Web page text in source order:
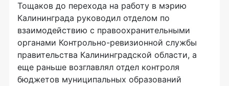
Тощаков до перехода на работу в мэрию
Калининграда руководил отделом по
взаимодействию с правоохранительными
органами Контрольно-ревизионной службы
правительства Калининградской области, а
еще раньше возглавлял отдел контроля
бюджетов муниципальных образований